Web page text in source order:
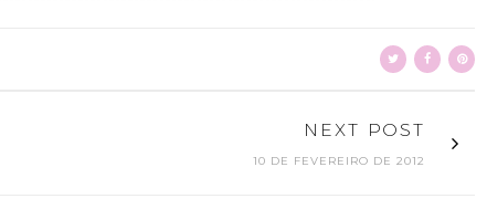
NEXT POST
10 DE FEVEREIRO DE 2012